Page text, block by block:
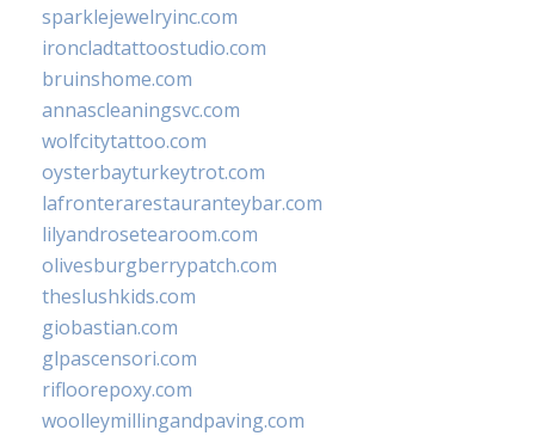
sparklejewelryinc.com
ironcladtattoostudio.com
bruinshome.com
annascleaningsvc.com
wolfcitytattoo.com
oysterbayturkeytrot.com
lafronterarestauranteybar.com
lilyandrosetearoom.com
olivesburgberrypatch.com
theslushkids.com
giobastian.com
glpascensori.com
rifloorepoxy.com
woolleymillingandpaving.com